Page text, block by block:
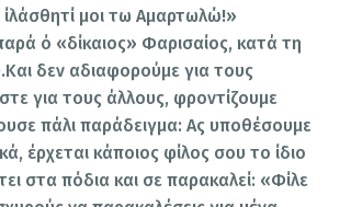
μοι τω Αμαρτωλώ!»
ό «δίκαιος» Φαρισαίος, κατά τη
δεν αδιαφορούμε για τους
για τους άλλους, φροντίζουμε
πάλι παράδειγμα: Ας υποθέσουμε
έρχεται κάποιος φίλος σου το ίδιο
στα πόδια και σε παρακαλεί: «Φίλε